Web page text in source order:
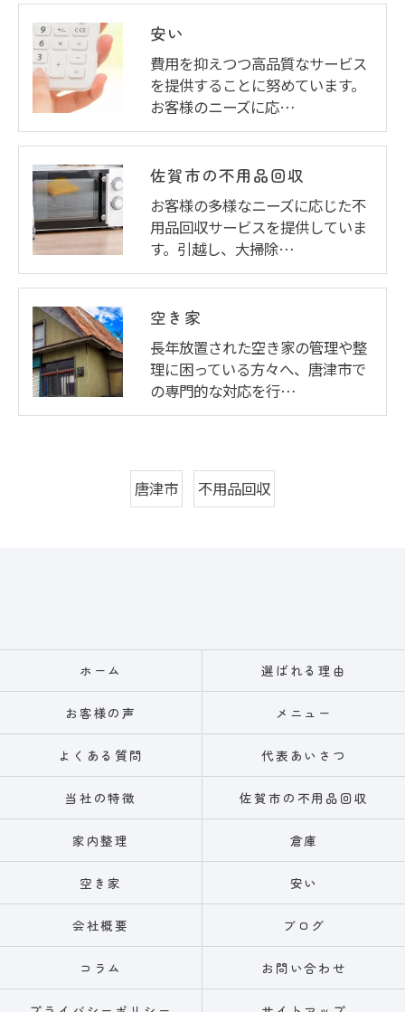
安い
費用を抑えつつ高品質なサービス
を提供することに努めています。
お客様のニーズに応…
佐賀市の不用品回収
お客様の多様なニーズに応じた不
用品回収サービスを提供していま
す。引越し、大掃除…
空き家
長年放置された空き家の管理や整
理に困っている方々へ、唐津市で
の専門的な対応を行…
唐津市 不用品回収
ホーム 選ばれる理由
お客様の声 メニュー
よくある質問 代表あいさつ
当社の特徴 佐賀市の不用品回収
家内整理 倉庫
空き家 安い
会社概要 ブログ
コラム お問い合わせ